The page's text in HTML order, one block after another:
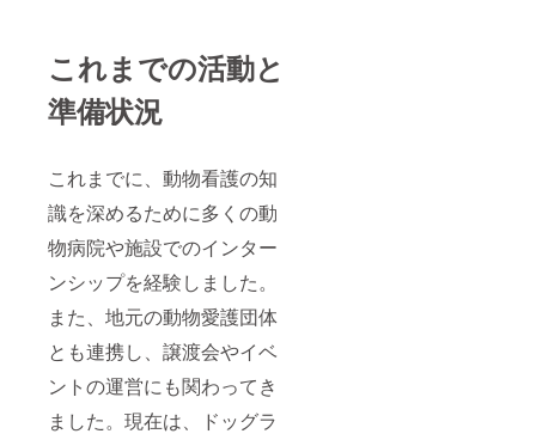
これまでの活動と
準備状況
これまでに、動物看護の知
識を深めるために多くの動
物病院や施設でのインター
ンシップを経験しました。
また、地元の動物愛護団体
とも連携し、譲渡会やイベ
ントの運営にも関わってき
ました。現在は、ドッグラ